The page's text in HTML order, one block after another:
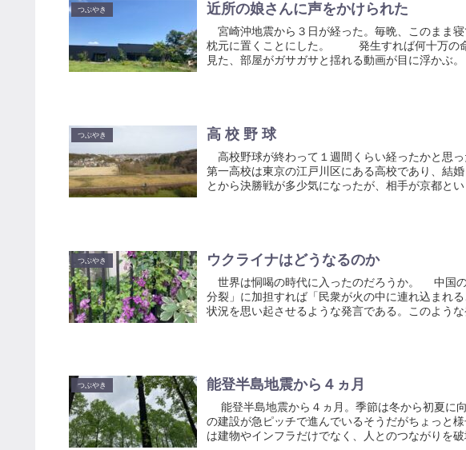
つぶやき 近所の娘さんに声をかけられた
宮崎沖地震から３日が経った。毎晩、このまま
枕元に置くことにした。 発生すれば何十万の命
見た、部屋がガサガサと揺れる動画が目に浮か
つぶやき 高 校 野 球
高校野球が終わって１週間くらい経ったかと
第一高校は東京の江戸川区にある高校であり、結
とから決勝戦が多少気になったが、相手が京都とい
つぶやき ウクライナはどうなるのか
世界は恫喝の時代に入ったのだろうか。 中国
分裂」に加担すれば「民衆が火の中に連れ込ま
状況を思い起させるような発言である。このような
つぶやき 能登半島地震から４ヵ月
能登半島地震から４ヵ月。季節は冬から初夏に
の建設が急ピッチで進んでいるそうだがちょっ
は建物やインフラだけでなく、人とのつながりを